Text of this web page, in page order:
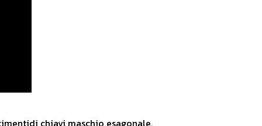
chiavi maschio esagonale.